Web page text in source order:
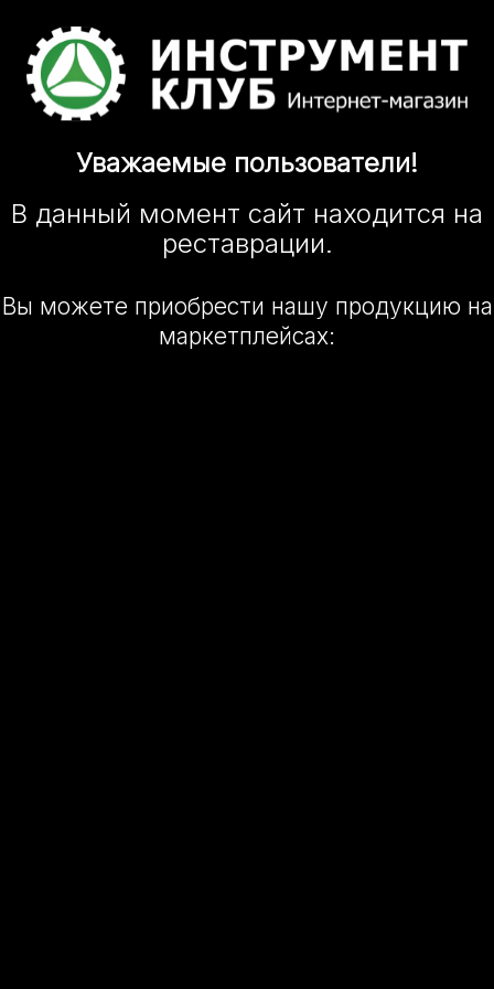
Уважаемые пользователи!
В данный момент сайт находится на
реставрации.
Вы можете приобрести нашу продукцию на
маркетплейсах: